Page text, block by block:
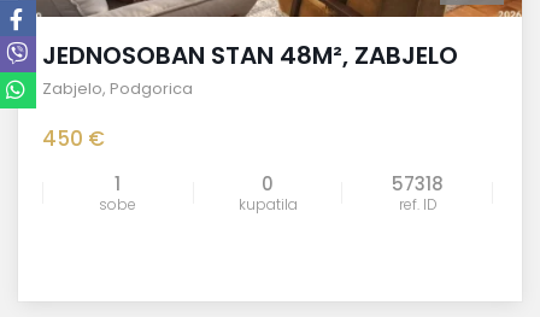
JEDNOSOBAN STAN 48M², ZABJELO
Zabjelo, Podgorica
450 €
1
sobe
0
kupatila
57318
ref. ID